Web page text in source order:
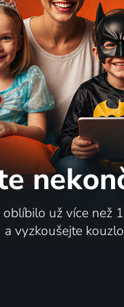
| Drama, Krimi
oblíbilo už více než
a vyzkoušejte